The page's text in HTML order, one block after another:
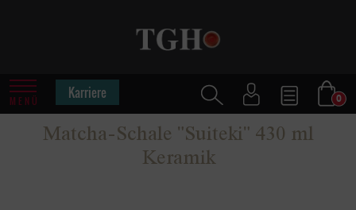
MENÜ Karriere 0
Matcha-Schale "Suiteki" 430 ml
Keramik